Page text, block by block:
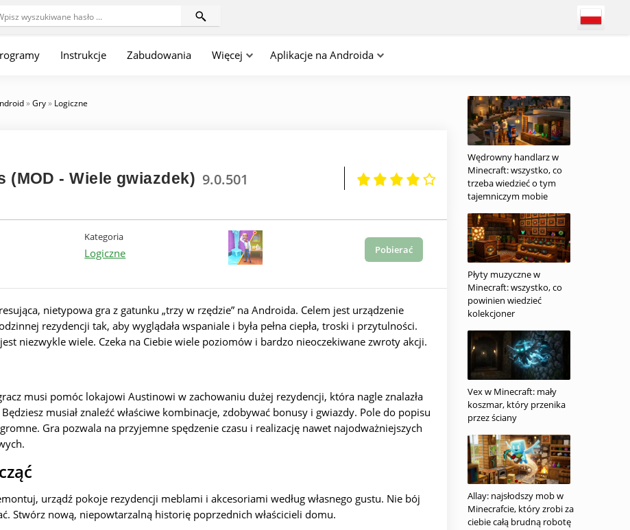
Instrukcje Zabudowania Więcej Aplikacje na Androida
»Gry» Logiczne
(MOD - Wiele gwiazdek) 9.0.501
Kategoria
Logiczne Pobierać
nietypowa gra z gatunku „trzy w rzędzie” na Androida. Celem jest urządzenie
rezydencji tak, aby wyglądała wspaniale i była pełna ciepła, troski i przytulności.
niezwykle wiele. Czeka na Ciebie wiele poziomów i bardzo nieoczekiwane zwroty akcji.
musi pomóc lokajowi Austinowi w zachowaniu dużej rezydencji, która nagle znalazła
musiał znaleźć właściwe kombinacje, zdobywać bonusy i gwiazdy. Pole do popisu
Gra pozwala na przyjemne spędzenie czasu i realizację nawet najodważniejszych
urządź pokoje rezydencji meblami i akcesoriami według własnego gustu. Nie bój
Stwórz nową, niepowtarzalną historię poprzednich właścicieli domu.
Wędrowny handlarz w
Minecraft: wszystko, co
trzeba wiedzieć o tym
tajemniczym mobie
Płyty muzyczne w
Minecraft: wszystko, co
powinien wiedzieć
kolekcjoner
Vex w Minecraft: mały
koszmar, który przenika
przez ściany
Allay: najsłodszy mob w
Minecrafcie, który zrobi za
ciebie całą brudną robotę